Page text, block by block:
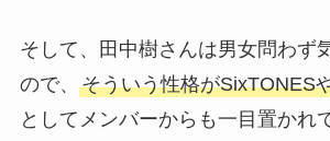
そして、田中樹さんは男女問わず
ので、 そういう性格がSixTONES
としてメンバーからも一目置かれ